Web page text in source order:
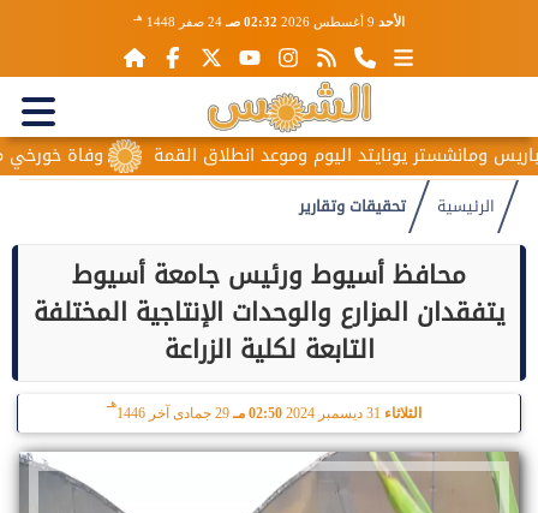
الأحد 02:32 صـ 24 صفر 1448 هـ
وفاة خورخي ميسي والد يونايتد اليوم وموعد انطلاق القمة
الرئيسية تحقيقات وتقارير
محافظ أسيوط ورئيس جامعة أسيوط
يتفقدان المزارع والوحدات الإنتاجية المختلفة
التابعة لكلية الزراعة
الثلاثاء 02:50 مـ 29 جمادى آخر 1446
هـ